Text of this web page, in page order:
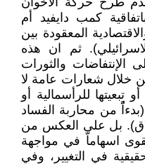
كمب دايفيد أم
المعقودة بين
ثم ان هذه
الإنتفاضات والثورات
خلال شعارات عامة لا
تبعيتها للرأسمالية أو
من محاربة الفساد
بل على العكس من
اسهاماّ في مواجهة
في التغيير، وفي